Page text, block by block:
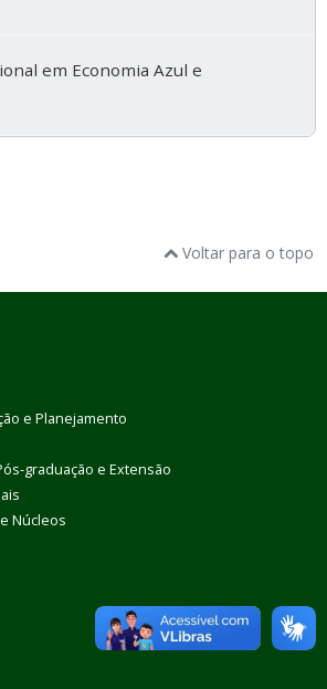
em Economia Azul e
Voltar para o topo
e Planejamento
graduação e Extensão
Núcleos